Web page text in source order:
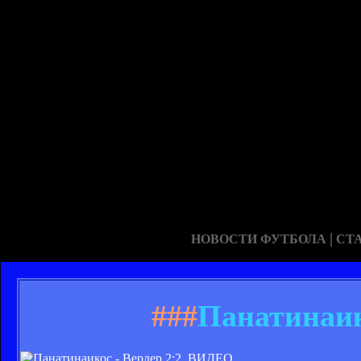
НОВОСТИ ФУТБОЛА |
###